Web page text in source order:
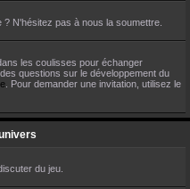
N'hésitez pas à nous la soumettre.
les coulisses pour échanger
questions sur le développement du
. Pour demander une invitation, utilisez le
du jeu.